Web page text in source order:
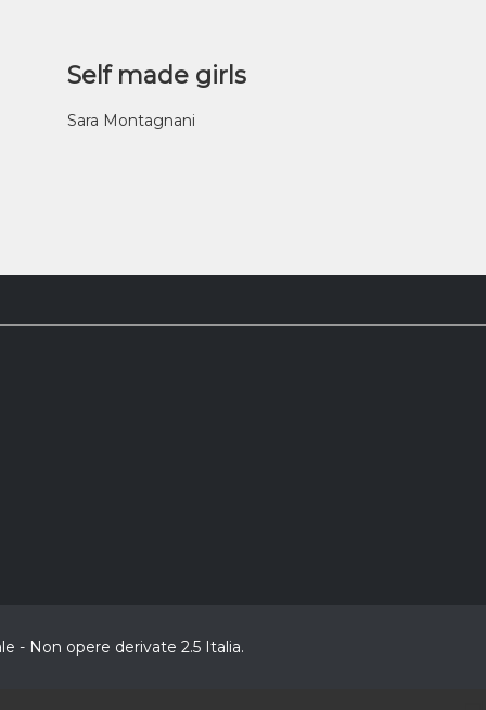
Self made girls
Sara Montagnani
- Non opere derivate 2.5 Italia.